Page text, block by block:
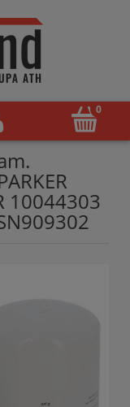
10044303